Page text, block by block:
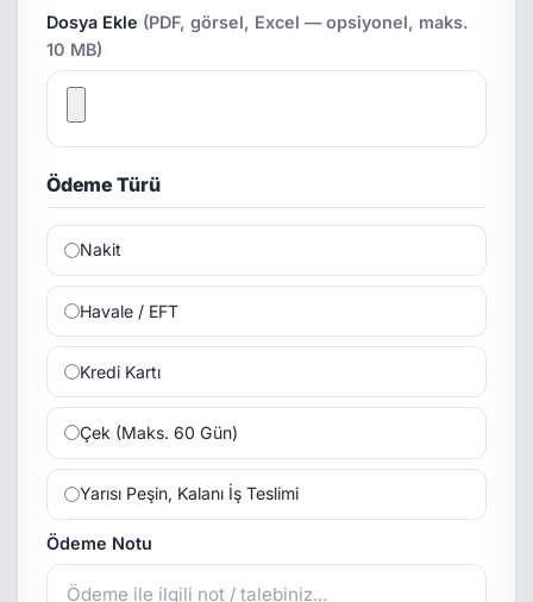
Dosya Ekle (PDF, görsel, Excel — opsiyonel, maks.
10 MB)
Ödeme Türü
Nakit
Havale / EFT
Kredi Kartı
Çek (Maks. 60 Gün)
Yarısı Peşin, Kalanı İş Teslimi
Ödeme Notu